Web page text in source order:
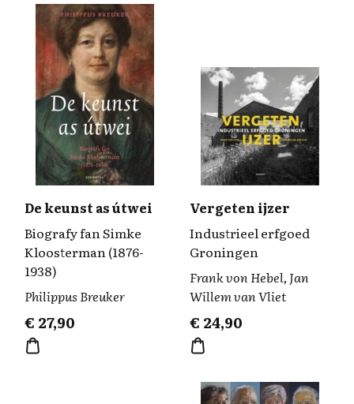
De keunst as útwei
Biografy fan Simke
Kloosterman (1876-
1938)
Philippus Breuker
€ 27,90
Vergeten ijzer
Industrieel erfgoed
Groningen
Frank von Hebel, Jan
Willem van Vliet
€ 24,90